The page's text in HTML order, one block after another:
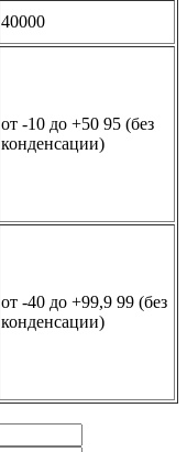
40000
от -10 до +50 95 (без
конденсации)
от -40 до +99,9 99 (без
конденсации)